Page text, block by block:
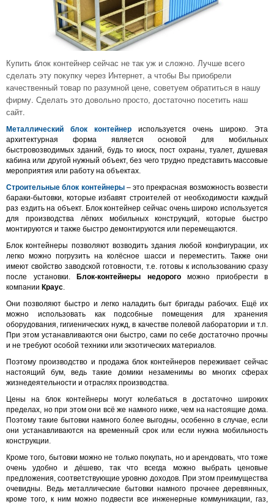
Купить блок контейнер сейчас не так уж и сложно. Лучше всего
сделать эту покупку через Интернет, а чтобы Вы приобрели
качественный товар по разумной цене, советуем обратиться в нашу
фирму. Сделать это довольно просто, достаточно посетить наш
сайт.
Металлический блок контейнер используется очень широко. Эта
архитектурная форма является основой для мобильных
быстровозводимых зданий, будь то киоск, пост охраны, туалет, душевая
кабина или другой нужный объект, без чего трудно представить массовые
мероприятия или работу на объектах.
Строительные блок контейнеры– это прекрасная возможность возвести
бараки-бытовки, которые избавят строителей от необходимости каждый
раз ездить на объект. Блок контейнер сейчас очень широко используется
для производства лёгких мобильных конструкций, которые быстро
монтируются и также быстро демонтируются или перемещаются.
Блок контейнеры позволяют возводить здания любой конфигурации, их
легко можно погрузить на колёсное шасси и переместить. Также они
имеют свойство заводской готовности, т.е. готовы к использованию сразу
после установки. Блок-контейнеры недорогоможно приобрести в
компании Краус.
Они позволяют быстро и легко наладить быт бригады рабочих. Ещё их
можно использовать как подсобные помещения для хранения
оборудования, гигиенических нужд, в качестве полевой лаборатории и т.п.
При этом устанавливаются они быстро, сами по себе достаточно прочны
и не требуют особой техники или экзотических материалов.
Поэтому производство и продажа блок контейнеров переживает сейчас
настоящий бум, ведь такие домики незаменимы во многих сферах
жизнедеятельности и отраслях производства.
Цены на блок контейнеры могут колебаться в достаточно широких
пределах, но при этом они всё же намного ниже, чем на настоящие дома.
Поэтому такие бытовки намного более выгодны, особенно в случае, если
они устанавливаются на временный срок или если нужна мобильность
конструкции.
Кроме того, бытовки можно не только покупать, но и арендовать, что тоже
очень удобно и дёшево, так что всегда можно выбрать ценовые
предложения, соответствующие уровню доходов. При этом преимущества
очевидны. Ведь металлические бытовки намного прочнее деревянных,
кроме того, к ним можно подвести все инженерные коммуникации, газ,